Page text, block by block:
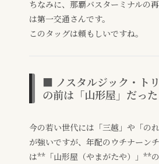
ちなみに、那覇バスターミナルの
は第一交通さんです。
このタッグは頼もしいですね。
■ ノスタルジック・ト
の前は「山形屋」だった
今の若い世代には「三越」や「の
が強いですが、年配のウチナーン
は**「山形屋（やまがたや）」**